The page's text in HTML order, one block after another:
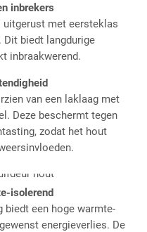
inbrekers
met eersteklas
Dit biedt langdurige
inbraakwerend.
van een laklaag met
Deze beschermt tegen
zodat het hout
isolerend
biedt een hoge warmte-
energieverlies. De